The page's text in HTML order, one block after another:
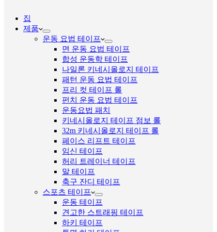
집
제품
운동 요법 테이프
면 운동 요법 테이프
합성 운동학 테이프
나일론 키네시올로지 테이프
패턴 운동 요법 테이프
프리 컷 테이프 롤
펀치 운동 요법 테이프
운동요법 패치
키네시올로지 테이프 점보 롤
32m 키네시올로지 테이프 롤
페이스 리프트 테이프
임신 테이프
허리 트레이너 테이프
말 테이프
축구 잔디 테이프
스포츠 테이프
운동 테이프
견고한 스트래핑 테이프
하키 테이프